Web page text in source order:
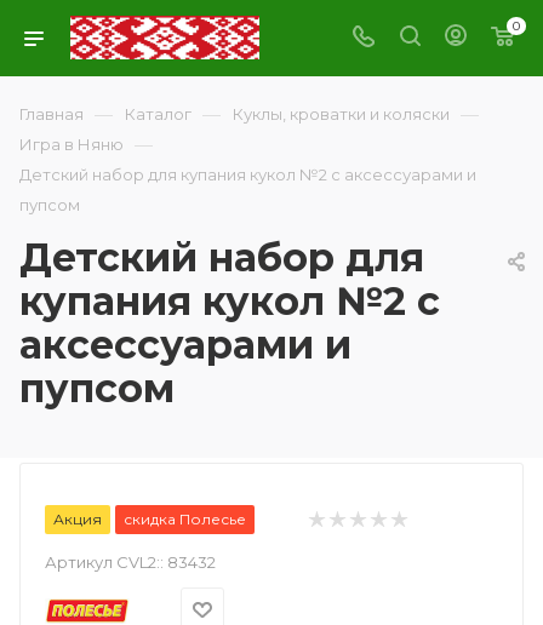
0
Главная — Каталог — Куклы, кроватки и коляски —
Игра в Няню —
Детский набор для купания кукол №2 с аксессуарами и
пупсом
Детский набор для
купания кукол №2 с
аксессуарами и
пупсом
Акция скидка Полесье
Артикул CVL2:: 83432